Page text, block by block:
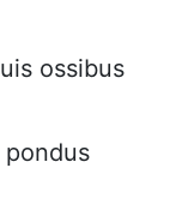
ossibus